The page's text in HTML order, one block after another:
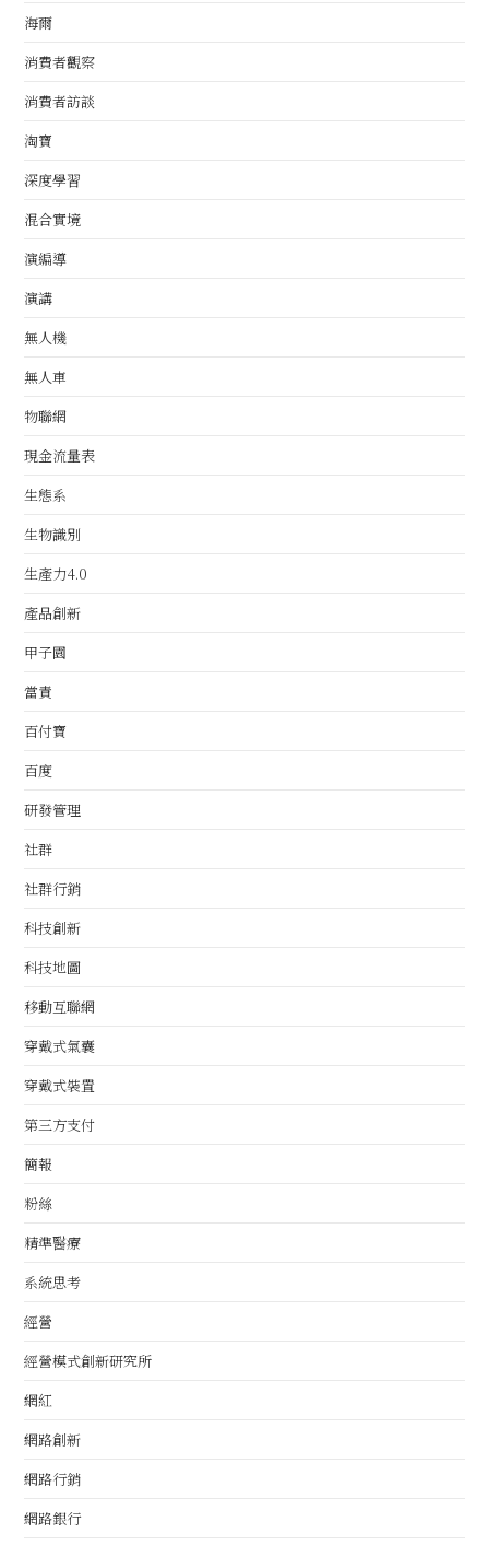
海爾
消費者觀察
消費者訪談
淘寶
深度學習
混合實境
演編導
演講
無人機
無人車
物聯網
現金流量表
生態系
生物識別
生產力4.0
產品創新
甲子園
當責
百付寶
百度
研發管理
社群
社群行銷
科技創新
科技地圖
移動互聯網
穿戴式氣囊
穿戴式裝置
第三方支付
簡報
粉絲
精準醫療
系統思考
經營
經營模式創新研究所
網紅
網路創新
網路行銷
網路銀行